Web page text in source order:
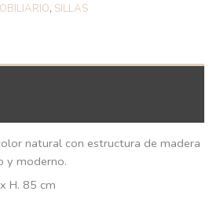
, SILLAS
natural con estructura de madera
y moderno.
H. 85 cm